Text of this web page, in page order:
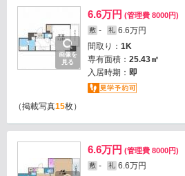
画像を
見る
6.6万円 (管理費 8000円)
敷 - 礼 6.6万円
間取り： 1K
専有面積： 25.43㎡
入居時期： 即
（掲載写真15枚）
6.6万円 (管理費 8000円)
敷 - 礼 6.6万円